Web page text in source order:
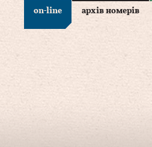
on-line архів номерів